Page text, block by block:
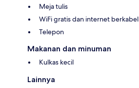
Meja tulis
WiFi gratis dan internet berkabel
Telepon
Makanan dan minuman
Kulkas kecil
Lainnya